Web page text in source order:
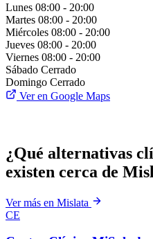
Lunes 08:00 - 20:00
Martes 08:00 - 20:00
Miércoles 08:00 - 20:00
Jueves 08:00 - 20:00
Viernes 08:00 - 20:00
Sábado Cerrado
Domingo Cerrado
Ver en Google Maps
¿Qué alternativas
existen cerca de
Ver más en Mislata
CE